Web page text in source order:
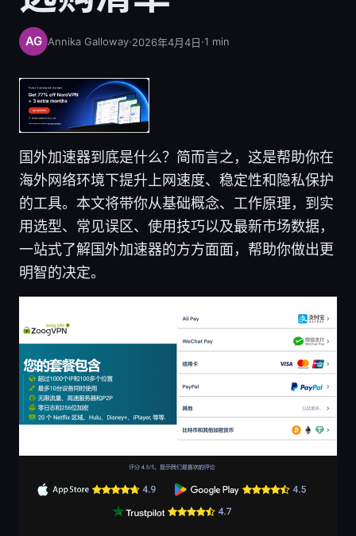
Annika Galloway·2026年4月4日·1 min
国外加速器到底是什么？简而言之，这是帮助你在
海外网络环境下提升上网速度、稳定性和隐私保护
的工具。本文将带你从基础概念、工作原理，到实
用选型、常见误区、使用技巧以及最新市场数据，
一站式了解国外加速器的方方面面，帮助你做出更
明智的决定。